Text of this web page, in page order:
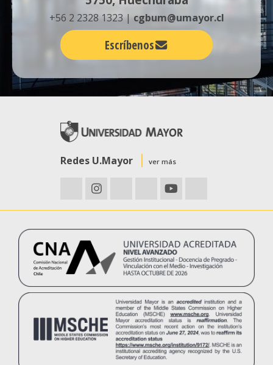
+56 2 2328 1323 |cgbum@umayor.cl
Escríbenos
Redes U.Mayor ver más